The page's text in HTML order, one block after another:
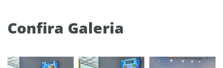
Confira Galeria